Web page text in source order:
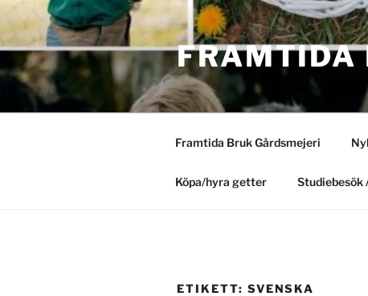
Hoppa
till
innehåll
FRAMTIDA
Framtida Bruk Gårdsmejeri
Köpa/hyra getter Studiebesök
ETIKETT: SVENSKA